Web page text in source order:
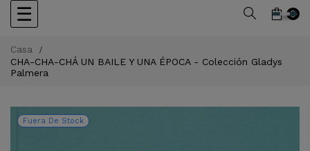
Navegación
de
palanca
☰ 0
Casa
CHA-CHA-CHÁ UN BAILE Y UNA ÉPOCA - Colección Gladys
Palmera
Fuera De Stock